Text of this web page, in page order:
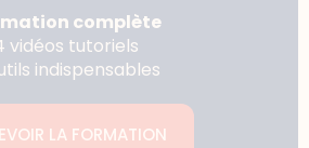
complète
vidéos tutoriels
indispensables
LA FORMATION